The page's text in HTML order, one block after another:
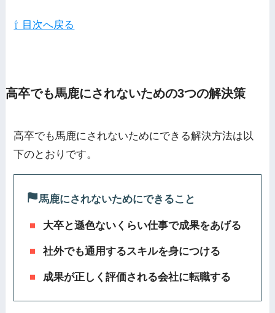
⇧ 目次へ戻る
高卒でも馬鹿にされないための3つの解決策
高卒でも馬鹿にされないためにできる解決方法は以
下のとおりです。
馬鹿にされないためにできること
大卒と遜色ないくらい仕事で成果をあげる
社外でも通用するスキルを身につける
成果が正しく評価される会社に転職する